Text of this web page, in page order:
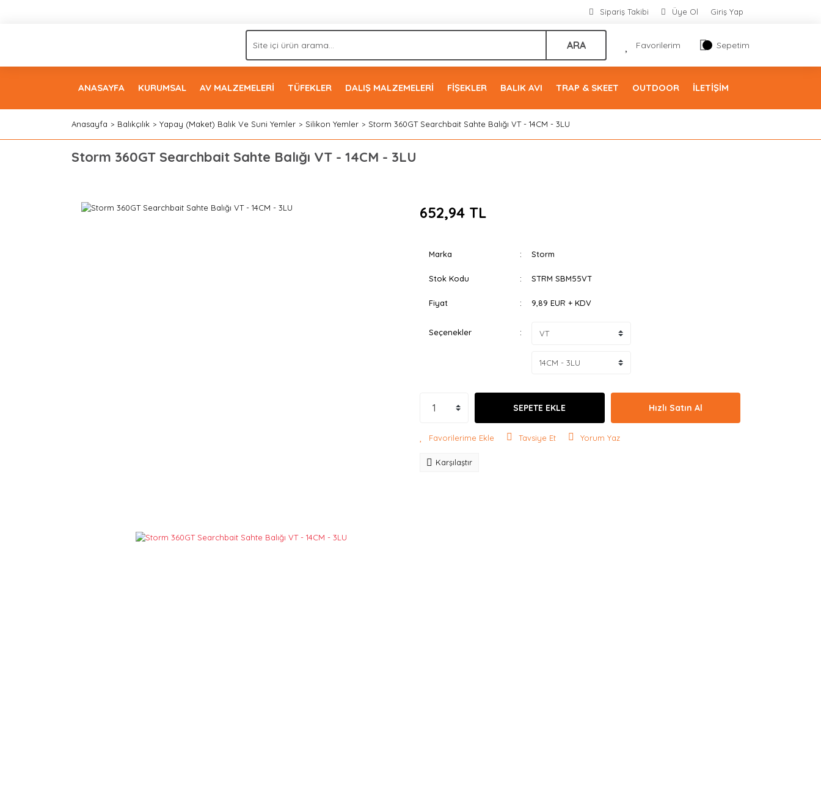
Sipariş Takibi Üye Ol Giriş Yap
ARA Favorilerim Sepetim
ANASAYFA KURUMSAL AV MALZEMELERİ TÜFEKLER DALIŞ MALZEMELERİ FİŞEKLER BALIK AVI TRAP & SKEET OUTDOOR İLETİŞİM
Anasayfa Balıkçılık Yapay (Maket) Balık Ve Suni Yemler Silikon Yemler Storm 360GT Searchbait Sahte Balığı VT - 14CM - 3LU
Storm 360GT Searchbait Sahte Balığı VT - 14CM - 3LU
652,94 TL
Marka Storm
Stok Kodu STRM SBM55VT
Fiyat 9,89 EUR + KDV
Seçenekler
SEPETE EKLE Hızlı Satın Al
Tavsiye Et Yorum Yaz
Karşılaştır